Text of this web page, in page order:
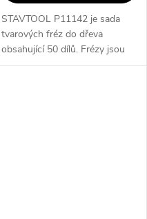
STAVTOOL P11142 je sada
tvarových fréz do dřeva
obsahující 50 dílů. Frézy jsou
vyrobeny z tvrdokovu a uloženy